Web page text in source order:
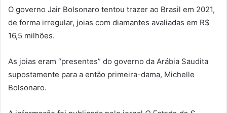
O governo Jair Bolsonaro tentou trazer ao Brasil em 2021,
de forma irregular, joias com diamantes avaliadas em R$
16,5 milhões.
As joias eram “presentes” do governo da Arábia Saudita
supostamente para a então primeira-dama, Michelle
Bolsonaro.